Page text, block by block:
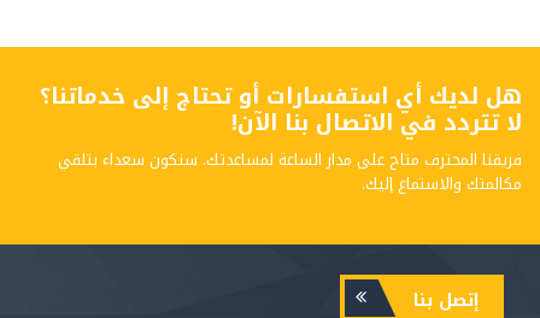
هل لديك أي استفسارات أو تحتاج إلى خدماتنا؟
لا تتردد في الاتصال بنا الآن!
فريقنا المحترف متاح على مدار الساعة لمساعدتك. سنكون سعداء بتلقي
مكالمتك والاستماع إليك.
إتصل بنا